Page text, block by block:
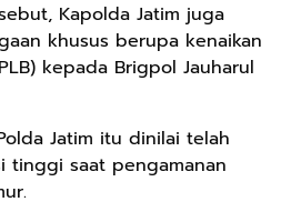
Kapolda Jatim juga
khusus berupa kenaikan
kepada Brigpol Jauharul
Jatim itu dinilai telah
tinggi saat pengamanan